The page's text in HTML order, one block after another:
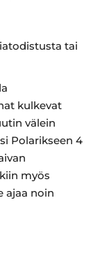
tai
kulkevat
välein
Polarikseen 4
myös
ajaa noin